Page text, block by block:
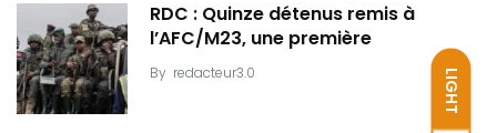
LIGHT
RDC : Quinze détenus remis à
l’AFC/M23, une première
By redacteur3.0